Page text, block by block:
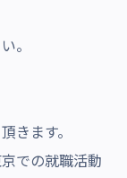
。
きます。
での就職活動